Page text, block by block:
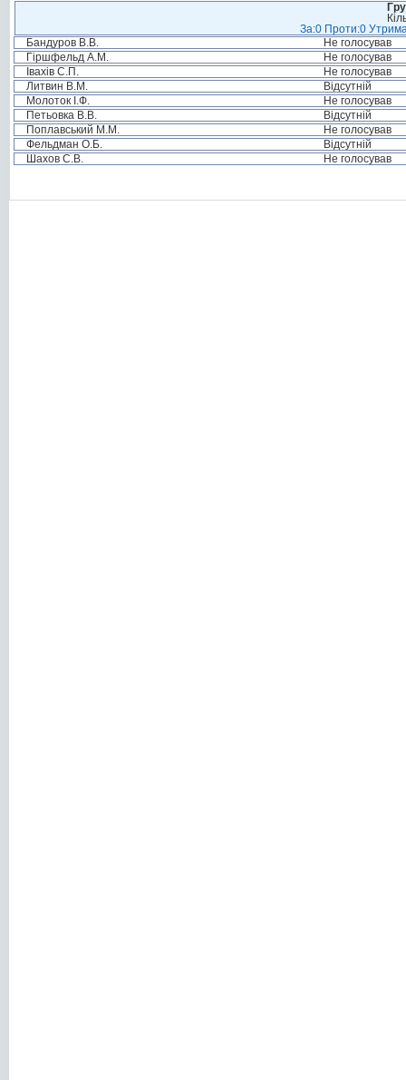
За:0 Проти:0
Бандуров В.В.
Не голосував
Гіршфельд А.М.
Не голосував
Івахів С.П.
Не голосував
Литвин В.М.
Відсутній
Молоток І.Ф.
Не голосував
Петьовка В.В.
Відсутній
Поплавський М.М.
Не голосував
Фельдман О.Б.
Відсутній
Шахов С.В.
Не голосував